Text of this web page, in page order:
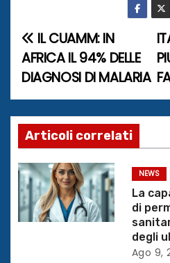
N
a
v
i
g
a
z
IL CUAMM: IN
AFRICA IL 94% DELLE
DIAGNOSI DI MALARIA
Articoli correlati
NEWS
La
di
degli
Ago 9,